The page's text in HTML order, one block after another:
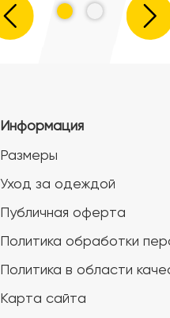
Информация
Размеры
Уход за одеждой
Публичная оферта
Политика обработки
Политика в области
Карта сайта